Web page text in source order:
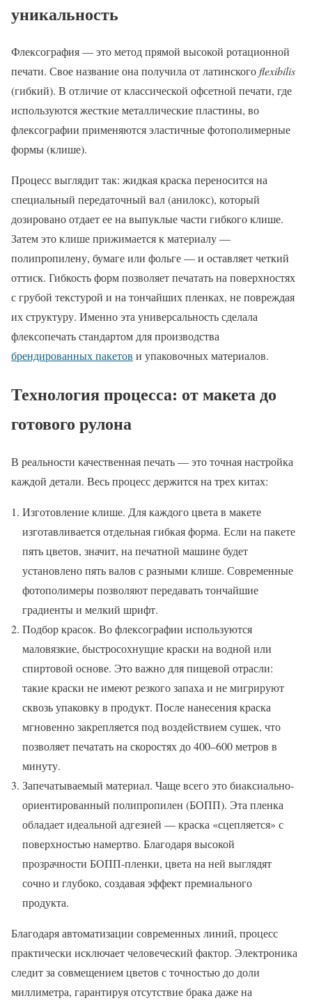
уникальность
Флексография — это метод прямой высокой ротационной
печати. Свое название она получила от латинскогоflexibilis
(гибкий). В отличие от классической офсетной печати, где
используются жесткие металлические пластины, во
флексографии применяются эластичные фотополимерные
формы (клише).
Процесс выглядит так: жидкая краска переносится на
специальный передаточный вал (анилокс), который
дозировано отдает ее на выпуклые части гибкого клише.
Затем это клише прижимается к материалу —
полипропилену, бумаге или фольге — и оставляет четкий
оттиск. Гибкость форм позволяет печатать на поверхностях
с грубой текстурой и на тончайших пленках, не повреждая
их структуру. Именно эта универсальность сделала
флексопечать стандартом для производства
брендированных пакетов и упаковочных материалов.
Технология процесса: от макета до
готового рулона
В реальности качественная печать — это точная настройка
каждой детали. Весь процесс держится на трех китах:
Изготовление клише. Для каждого цвета в макете
изготавливается отдельная гибкая форма. Если на пакете
пять цветов, значит, на печатной машине будет
установлено пять валов с разными клише. Современные
фотополимеры позволяют передавать тончайшие
градиенты и мелкий шрифт.
Подбор красок. Во флексографии используются
маловязкие, быстросохнущие краски на водной или
спиртовой основе. Это важно для пищевой отрасли:
такие краски не имеют резкого запаха и не мигрируют
сквозь упаковку в продукт. После нанесения краска
мгновенно закрепляется под воздействием сушек, что
позволяет печатать на скоростях до 400–600 метров в
минуту.
Запечатываемый материал. Чаще всего это биаксиально-
ориентированный полипропилен (БОПП). Эта пленка
обладает идеальной адгезией — краска «сцепляется» с
поверхностью намертво. Благодаря высокой
прозрачности БОПП-пленки, цвета на ней выглядят
сочно и глубоко, создавая эффект премиального
продукта.
Благодаря автоматизации современных линий, процесс
практически исключает человеческий фактор. Электроника
следит за совмещением цветов с точностью до доли
миллиметра, гарантируя отсутствие брака даже на